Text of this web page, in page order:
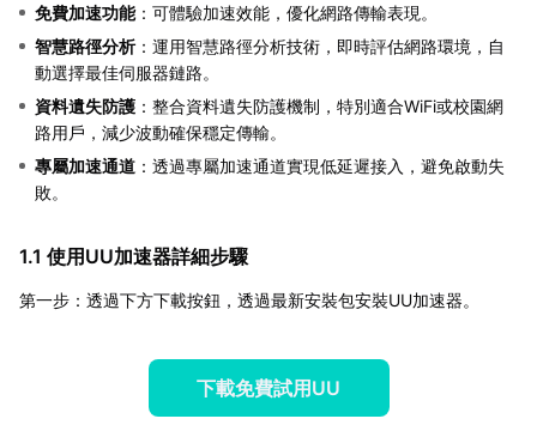
免費加速功能：可體驗加速效能，優化網路傳輸表現。
智慧路徑分析：運用智慧路徑分析技術，即時評估網路環境，自
動選擇最佳伺服器鏈路。
資料遺失防護 ：整合資料遺失防護機制，特別適合WiFi或校園網
路用戶，減少波動確保穩定傳輸。
專屬加速通道 ：透過專屬加速通道實現低延遲接入，避免啟動失
敗。
1.1 使用UU加速器詳細步驟
第一步：透過下方下載按鈕，透過最新安裝包安裝UU加速器。
下載免費試用UU